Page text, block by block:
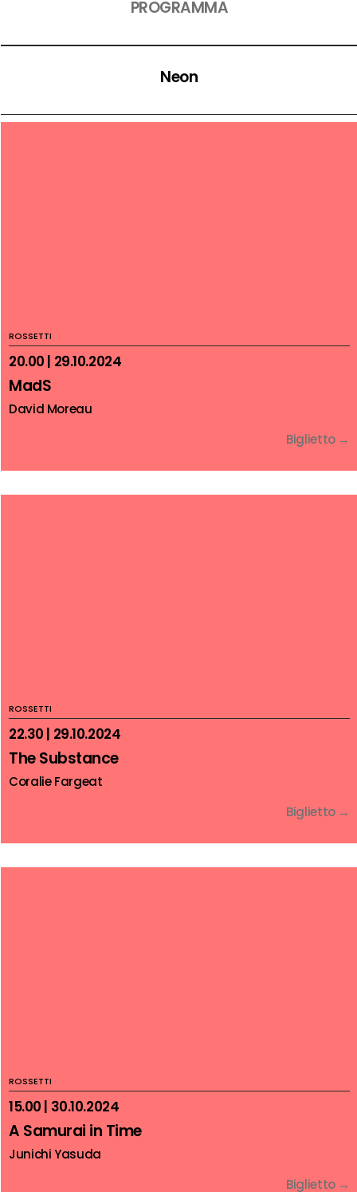
PROGRAMMA
Neon
ROSSETTI
20.00 | 29.10.2024
MadS
David Moreau
Biglietto →
ROSSETTI
22.30 | 29.10.2024
The Substance
Coralie Fargeat
Biglietto →
ROSSETTI
15.00 | 30.10.2024
A Samurai in Time
Junichi Yasuda
Biglietto →